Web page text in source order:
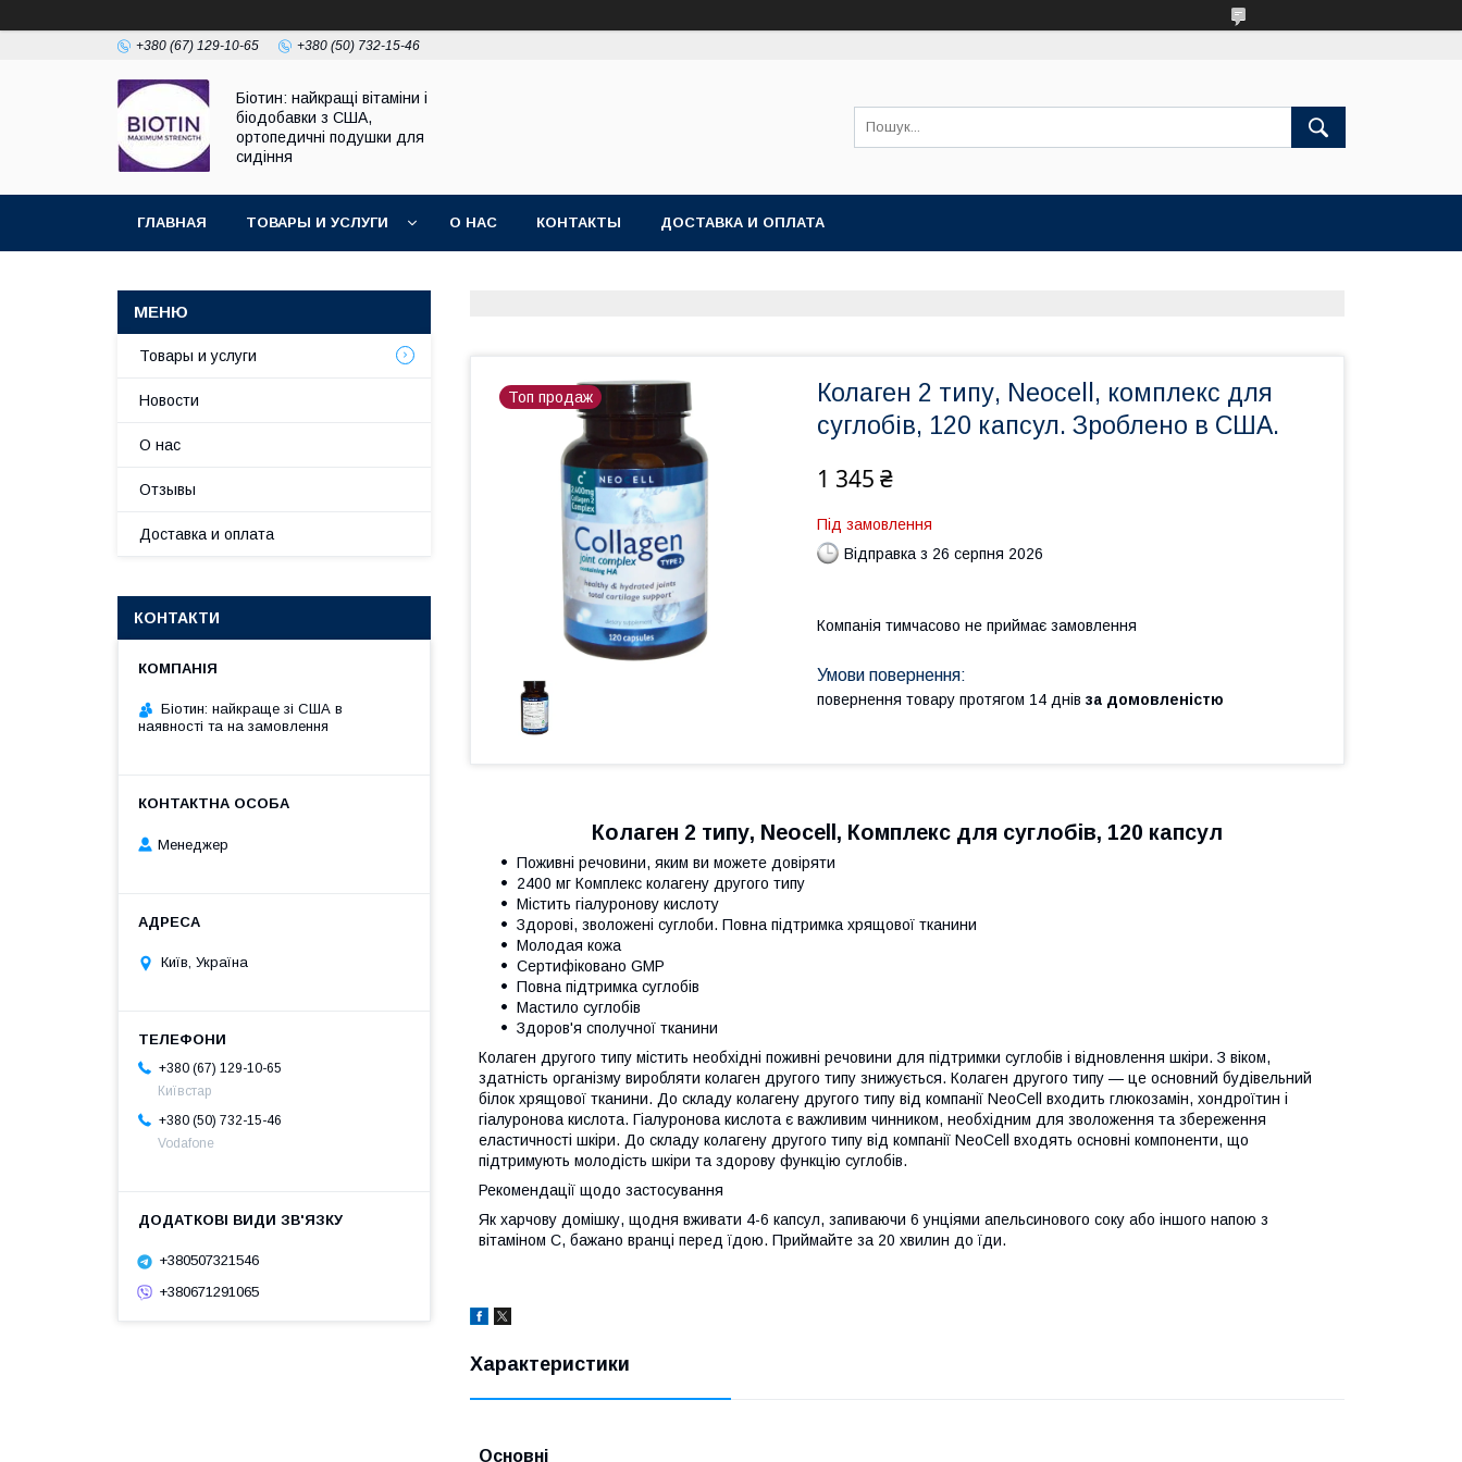
+380 (67) 129-10-65 +380 (50) 732-15-46
Біотин: найкращі вітаміни і
біодобавки з США,
ортопедичні подушки для
сидіння
ГЛАВНАЯ ТОВАРЫ И УСЛУГИ О НАС КОНТАКТЫ ДОСТАВКА И ОПЛАТА
Топ продаж
Колаген 2 типу, Neocell, комплекс для
суглобів, 120 капсул. Зроблено в США.
1 345 ₴
Під замовлення
Відправка з 26 серпня 2026
Компанія тимчасово не приймає замовлення
повернення товару протягом 14 днів за домовленістю
Колаген 2 типу, Neocell, Комплекс для суглобів, 120 капсул
Поживні речовини, яким ви можете довіряти
2400 мг Комплекс колагену другого типу
Містить гіалуронову кислоту
Здорові, зволожені суглоби. Повна підтримка хрящової тканини
Молодая кожа
Сертифіковано GMP
Повна підтримка суглобів
Мастило суглобів
Здоров'я сполучної тканини
Колаген другого типу містить необхідні поживні речовини для підтримки суглобів і відновлення шкіри. З віком,
здатність організму виробляти колаген другого типу знижується. Колаген другого типу — це основний будівельний
білок хрящової тканини. До складу колагену другого типу від компанії NeoCell входить глюкозамін, хондроїтин і
гіалуронова кислота. Гіалуронова кислота є важливим чинником, необхідним для зволоження та збереження
еластичності шкіри. До складу колагену другого типу від компанії NeoCell входять основні компоненти, що
підтримують молодість шкіри та здорову функцію суглобів.
Рекомендації щодо застосування
Як харчову домішку, щодня вживати 4-6 капсул, запиваючи 6 унціями апельсинового соку або іншого напою з
вітаміном С, бажано вранці перед їдою. Приймайте за 20 хвилин до їди.
Характеристики
Основні
Товары и услуги
Новости
О нас
Отзывы
Доставка и оплата
КОНТАКТИ
Біотин: найкраще зі США в
наявності та на замовлення
Менеджер
Київ, Україна
+380 (67) 129-10-65
Київстар
+380 (50) 732-15-46
Vodafone
+380507321546
+380671291065